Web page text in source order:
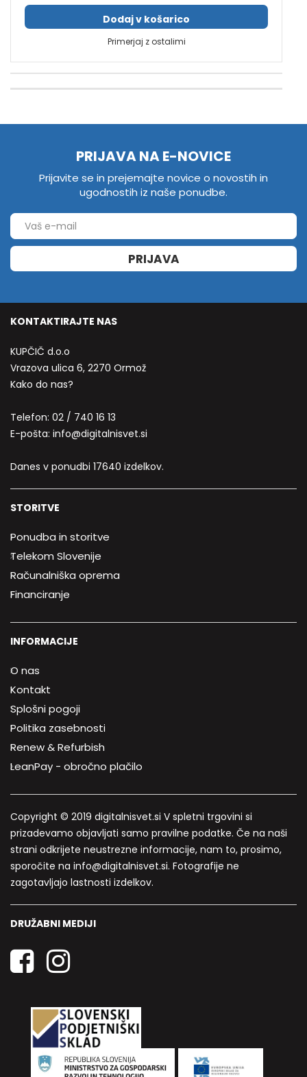
Dodaj v košarico
Primerjaj z ostalimi
PRIJAVA NA E-NOVICE
Prijavite se in prejemajte novice o novostih in
ugodnostih iz naše ponudbe.
PRIJAVA
KONTAKTIRAJTE NAS
KUPČIČ d.o.o
Vrazova ulica 6, 2270 Ormož
Kako do nas?
Telefon: 02 / 740 16 13
E-pošta: info@digitalnisvet.si
Danes v ponudbi 17640 izdelkov.
STORITVE
Ponudba in storitve
Telekom Slovenije
Računalniška oprema
Financiranje
INFORMACIJE
O nas
Kontakt
Splošni pogoji
Politika zasebnosti
Renew & Refurbish
LeanPay - obročno plačilo
Copyright © 2019 digitalnisvet.si V spletni trgovini si
prizadevamo objavljati samo pravilne podatke. Če na naši
strani odkrijete neustrezne informacije, nam to, prosimo,
sporočite na info@digitalnisvet.si. Fotografije ne
zagotavljajo lastnosti izdelkov.
DRUŽABNI MEDIJI